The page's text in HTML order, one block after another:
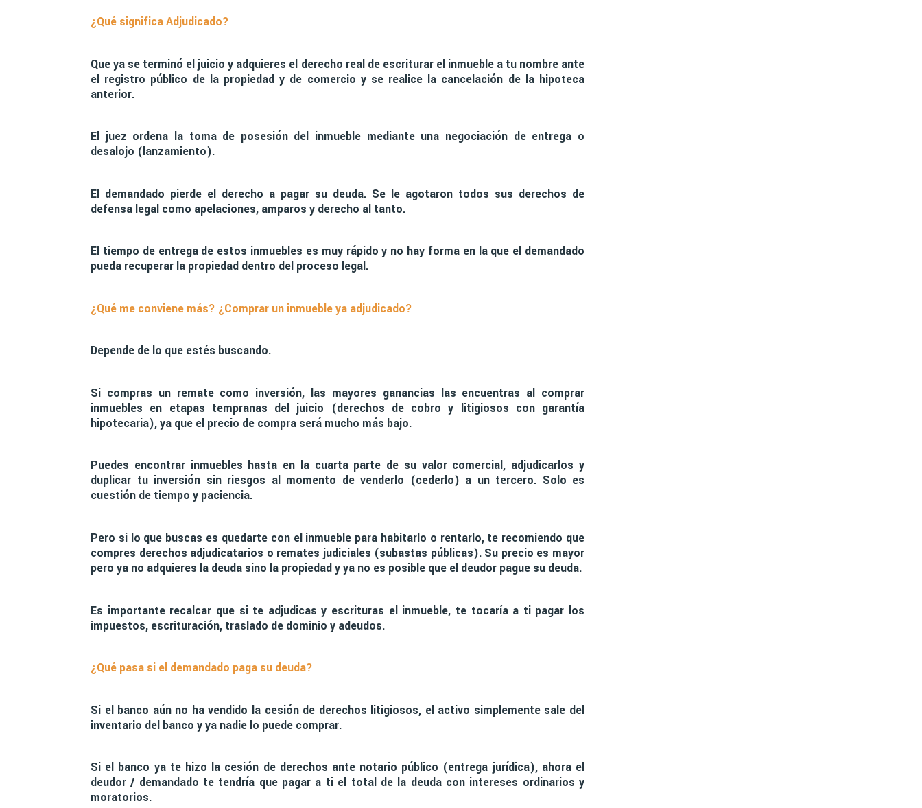
¿Qué significa Adjudicado?
Que ya se terminó el juicio y adquieres el derecho real de escriturar el inmueble a tu nombre ante
el registro público de la propiedad y de comercio y se realice la cancelación de la hipoteca
anterior.
El juez ordena la toma de posesión del inmueble mediante una negociación de entrega o
desalojo (lanzamiento).
El demandado pierde el derecho a pagar su deuda. Se le agotaron todos sus derechos de
defensa legal como apelaciones, amparos y derecho al tanto.
El tiempo de entrega de estos inmuebles es muy rápido y no hay forma en la que el demandado
pueda recuperar la propiedad dentro del proceso legal.
¿Qué me conviene más? ¿Comprar un inmueble ya adjudicado?
Depende de lo que estés buscando.
Si compras un remate como inversión, las mayores ganancias las encuentras al comprar
inmuebles en etapas tempranas del juicio (derechos de cobro y litigiosos con garantía
hipotecaria), ya que el precio de compra será mucho más bajo.
Puedes encontrar inmuebles hasta en la cuarta parte de su valor comercial, adjudicarlos y
duplicar tu inversión sin riesgos al momento de venderlo (cederlo) a un tercero. Solo es
cuestión de tiempo y paciencia.
Pero si lo que buscas es quedarte con el inmueble para habitarlo o rentarlo, te recomiendo que
compres derechos adjudicatarios o remates judiciales (subastas públicas). Su precio es mayor
pero ya no adquieres la deuda sino la propiedad y ya no es posible que el deudor pague su deuda.
Es importante recalcar que si te adjudicas y escrituras el inmueble, te tocaría a ti pagar los
impuestos, escrituración, traslado de dominio y adeudos.
¿Qué pasa si el demandado paga su deuda?
Si el banco aún no ha vendido la cesión de derechos litigiosos, el activo simplemente sale del
inventario del banco y ya nadie lo puede comprar.
Si el banco ya te hizo la cesión de derechos ante notario público (entrega jurídica), ahora el
deudor / demandado te tendría que pagar a ti el total de la deuda con intereses ordinarios y
moratorios.